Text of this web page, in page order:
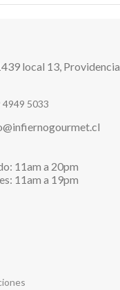
local 13, Providencia
4949 5033
11am a 20pm
11am a 19pm